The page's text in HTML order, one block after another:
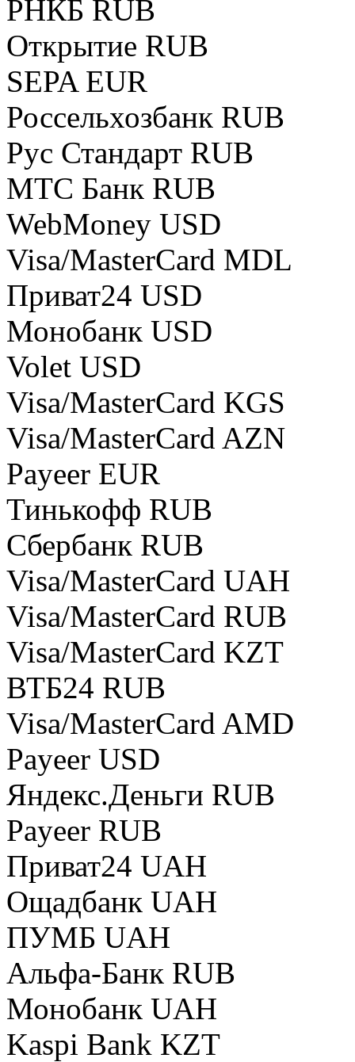
РНКБ RUB
Открытие RUB
SEPA EUR
Россельхозбанк RUB
Рус Стандарт RUB
МТС Банк RUB
WebMoney USD
Visa/MasterCard MDL
Приват24 USD
Монобанк USD
Volet USD
Visa/MasterCard KGS
Visa/MasterCard AZN
Payeer EUR
Тинькофф RUB
Сбербанк RUB
Visa/MasterCard UAH
Visa/MasterCard RUB
Visa/MasterCard KZT
ВТБ24 RUB
Visa/MasterCard AMD
Payeer USD
Яндекс.Деньги RUB
Payeer RUB
Приват24 UAH
Ощадбанк UAH
ПУМБ UAH
Альфа-Банк RUB
Монобанк UAH
Kaspi Bank KZT